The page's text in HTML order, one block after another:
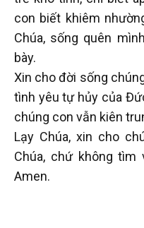
con biết khiêm
Chúa, sống quên
bày.
Xin cho đời sống
tình yêu tự hủy của
chúng con vẫn kiên
Lạy Chúa, xin cho
Chúa, chứ không tìm
Amen.